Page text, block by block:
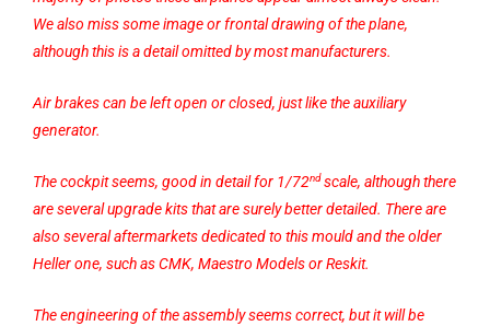
We also miss some image or frontal drawing of the plane,
although this is a detail omitted by most manufacturers.
Air brakes can be left open or closed, just like the auxiliary
generator.
The cockpit seems, good in detail for 1/72ndscale, although there
are several upgrade kits that are surely better detailed. There are
also several aftermarkets dedicated to this mould and the older
Heller one, such as CMK, Maestro Models or Reskit.
The engineering of the assembly seems correct, but it will be